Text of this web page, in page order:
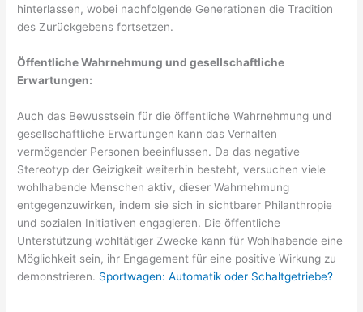
hinterlassen, wobei nachfolgende Generationen die Tradition
des Zurückgebens fortsetzen.
Öffentliche Wahrnehmung und gesellschaftliche
Erwartungen:
Auch das Bewusstsein für die öffentliche Wahrnehmung und
gesellschaftliche Erwartungen kann das Verhalten
vermögender Personen beeinflussen. Da das negative
Stereotyp der Geizigkeit weiterhin besteht, versuchen viele
wohlhabende Menschen aktiv, dieser Wahrnehmung
entgegenzuwirken, indem sie sich in sichtbarer Philanthropie
und sozialen Initiativen engagieren. Die öffentliche
Unterstützung wohltätiger Zwecke kann für Wohlhabende eine
Möglichkeit sein, ihr Engagement für eine positive Wirkung zu
demonstrieren. Sportwagen: Automatik oder Schaltgetriebe?